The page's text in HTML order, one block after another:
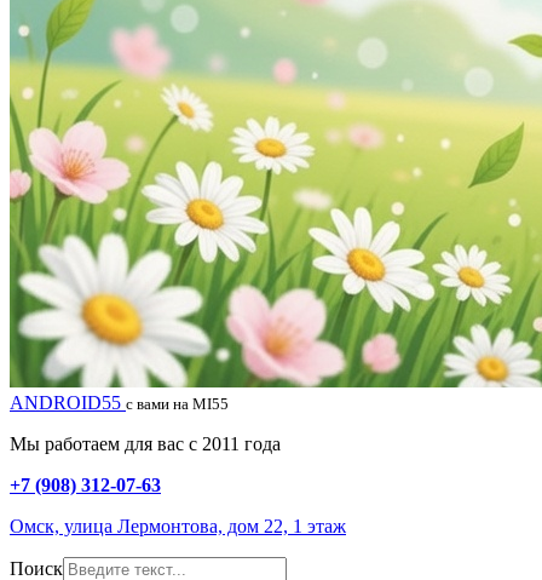
ANDROID55 с вами на MI55
Мы работаем для вас с 2011 года
+7 (908) 312-07-63
Омск, улица Лермонтова, дом 22, 1 этаж
Поиск